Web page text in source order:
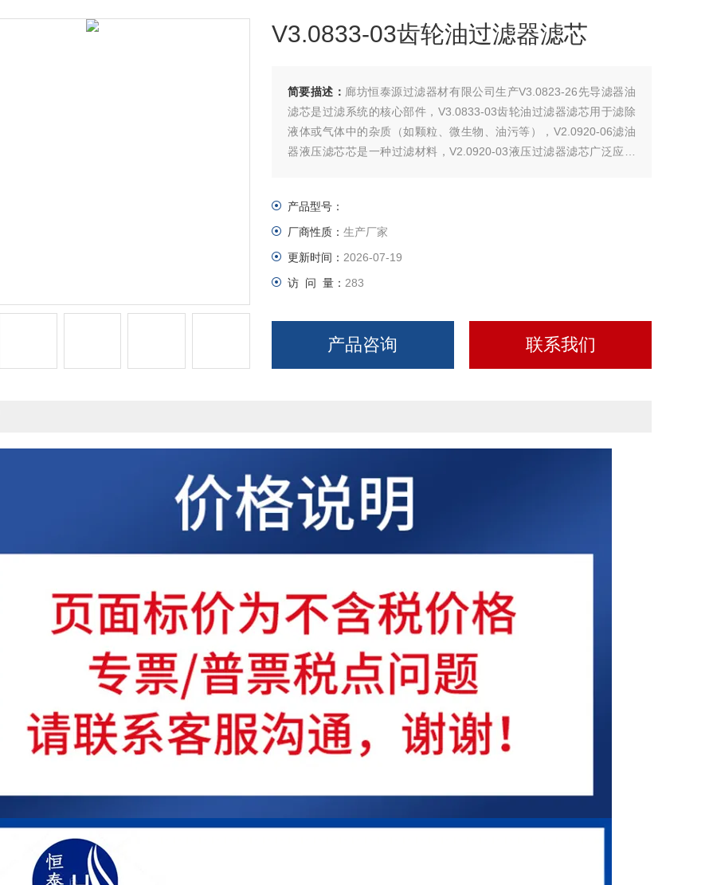
V3.0833-03齿轮油过滤器滤芯
简要描述： 廊坊恒泰源过滤器材有限公司生产V3.0823-26先导滤器油
滤芯是过滤系统的核心部件，V3.0833-03齿轮油过滤器滤芯用于滤除
液体或气体中的杂质（如颗粒、微生物、油污等），V2.0920-06滤油
器液压滤芯芯是一种过滤材料，V2.0920-03液压过滤器滤芯广泛应用
产品型号：
厂商性质： 生产厂家
更新时间： 2026-07-19
访 问 量： 283
产品咨询 联系我们